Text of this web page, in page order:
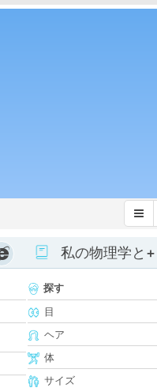
私の物理学と+
探す
目
ヘア
体
サイズ